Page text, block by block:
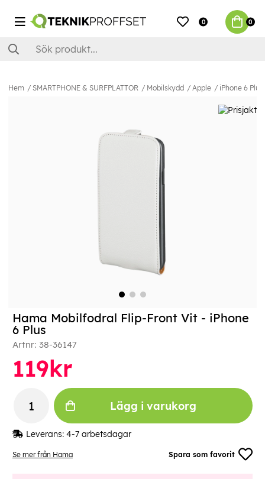
0 0
Hem SMARTPHONE & SURFPLATTOR Mobilskydd Apple iPhone 6
Se mer från Hama Spara som favorit
Hama Mobilfodral Flip-Front Vit - iPhone
6 Plus
Artnr: 38-36147
119kr
Lägg i varukorg
Leverans: 4-7 arbetsdagar